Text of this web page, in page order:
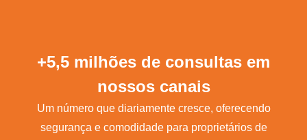
+5,5 milhões de consultas em
nossos canais
Um número que diariamente cresce, oferecendo
segurança e comodidade para proprietários de